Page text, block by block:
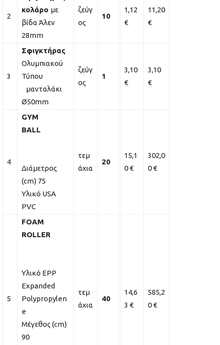
2
κολάρο με
βίδα Άλεν
28mm
ζεύγ
ος
10
1,12
€
11,20
€
3
Σφιγκτήρας
Ολυμπιακού
Τύπου
μανταλάκι
Ø50mm
ζεύγ
ος
1
3,10
€
3,10
€
4
GYM
BALL
Διάμετρος
(cm) 75
Υλικό USA
PVC
τεμ
άχια
20
15,1
0 €
302,0
0 €
5
FOAM
ROLLER
Υλικό EPP
Expanded
Polypropylen
e
Μέγεθος (cm)
90
τεμ
άχια
40
14,6
3 €
585,2
0 €